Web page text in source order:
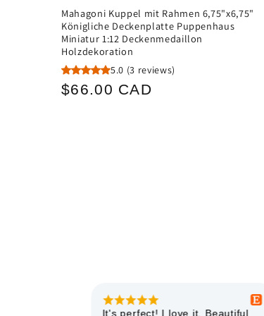
Mahagoni Kuppel mit Rahmen 6,75"x6,75"
Königliche Deckenplatte Puppenhaus
Miniatur 1:12 Deckenmedaillon
Holzdekoration
5.0 (3 reviews)
Normaler
$66.00 CAD
It's perfect! I love it. Beautiful